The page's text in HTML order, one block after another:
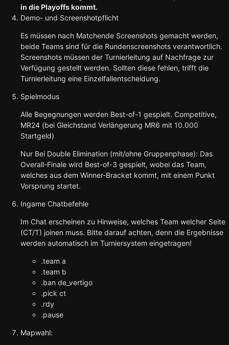
in die Playoffs kommt.
Demo- und Screenshotpflicht
Es müssen nach Matchende Screenshots gemacht werden,
beide Teams sind für die Rundenscreenshots verantwortlich.
Screenshots müssen der Turnierleitung auf Nachfrage zur
Verfügung gestellt werden. Sollten diese fehlen, trifft die
Turnierleitung eine Einzelfallentscheidung.
Spielmodus
Alle Begegnungen werden Best-of-1 gespielt. Competitive,
MR24 (bei Gleichstand Verlängerung MR6 mit 10.000
Startgeld)
Nur Bei Double Elimination (mit/ohne Gruppenphase): Das
Overall-Finale wird Best-of-3 gespielt, wobei das Team,
welches aus dem Winner-Bracket kommt, mit einem Punkt
Vorsprung startet.
Ingame Chatbefehle
Im Chat erscheinen zu Hinweise, welches Team welcher Seite
(CT/T) joinen muss. Bitte darauf achten, denn die Ergebnisse
werden automatisch im Turniersystem eingetragen!
.team a
.team b
.ban de_vertigo
.pick ct
.rdy
.pause
Mapwahl: